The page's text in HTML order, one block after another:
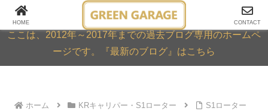
GREEN GARAGE ARCHIVE
ここは、2012年～2017年までの過去ブログ専用のホームペ
ージです。『最新のブログ』はこちら
ホーム KRキャリパー・S1ローター
S1ローター
HOME CONTACT